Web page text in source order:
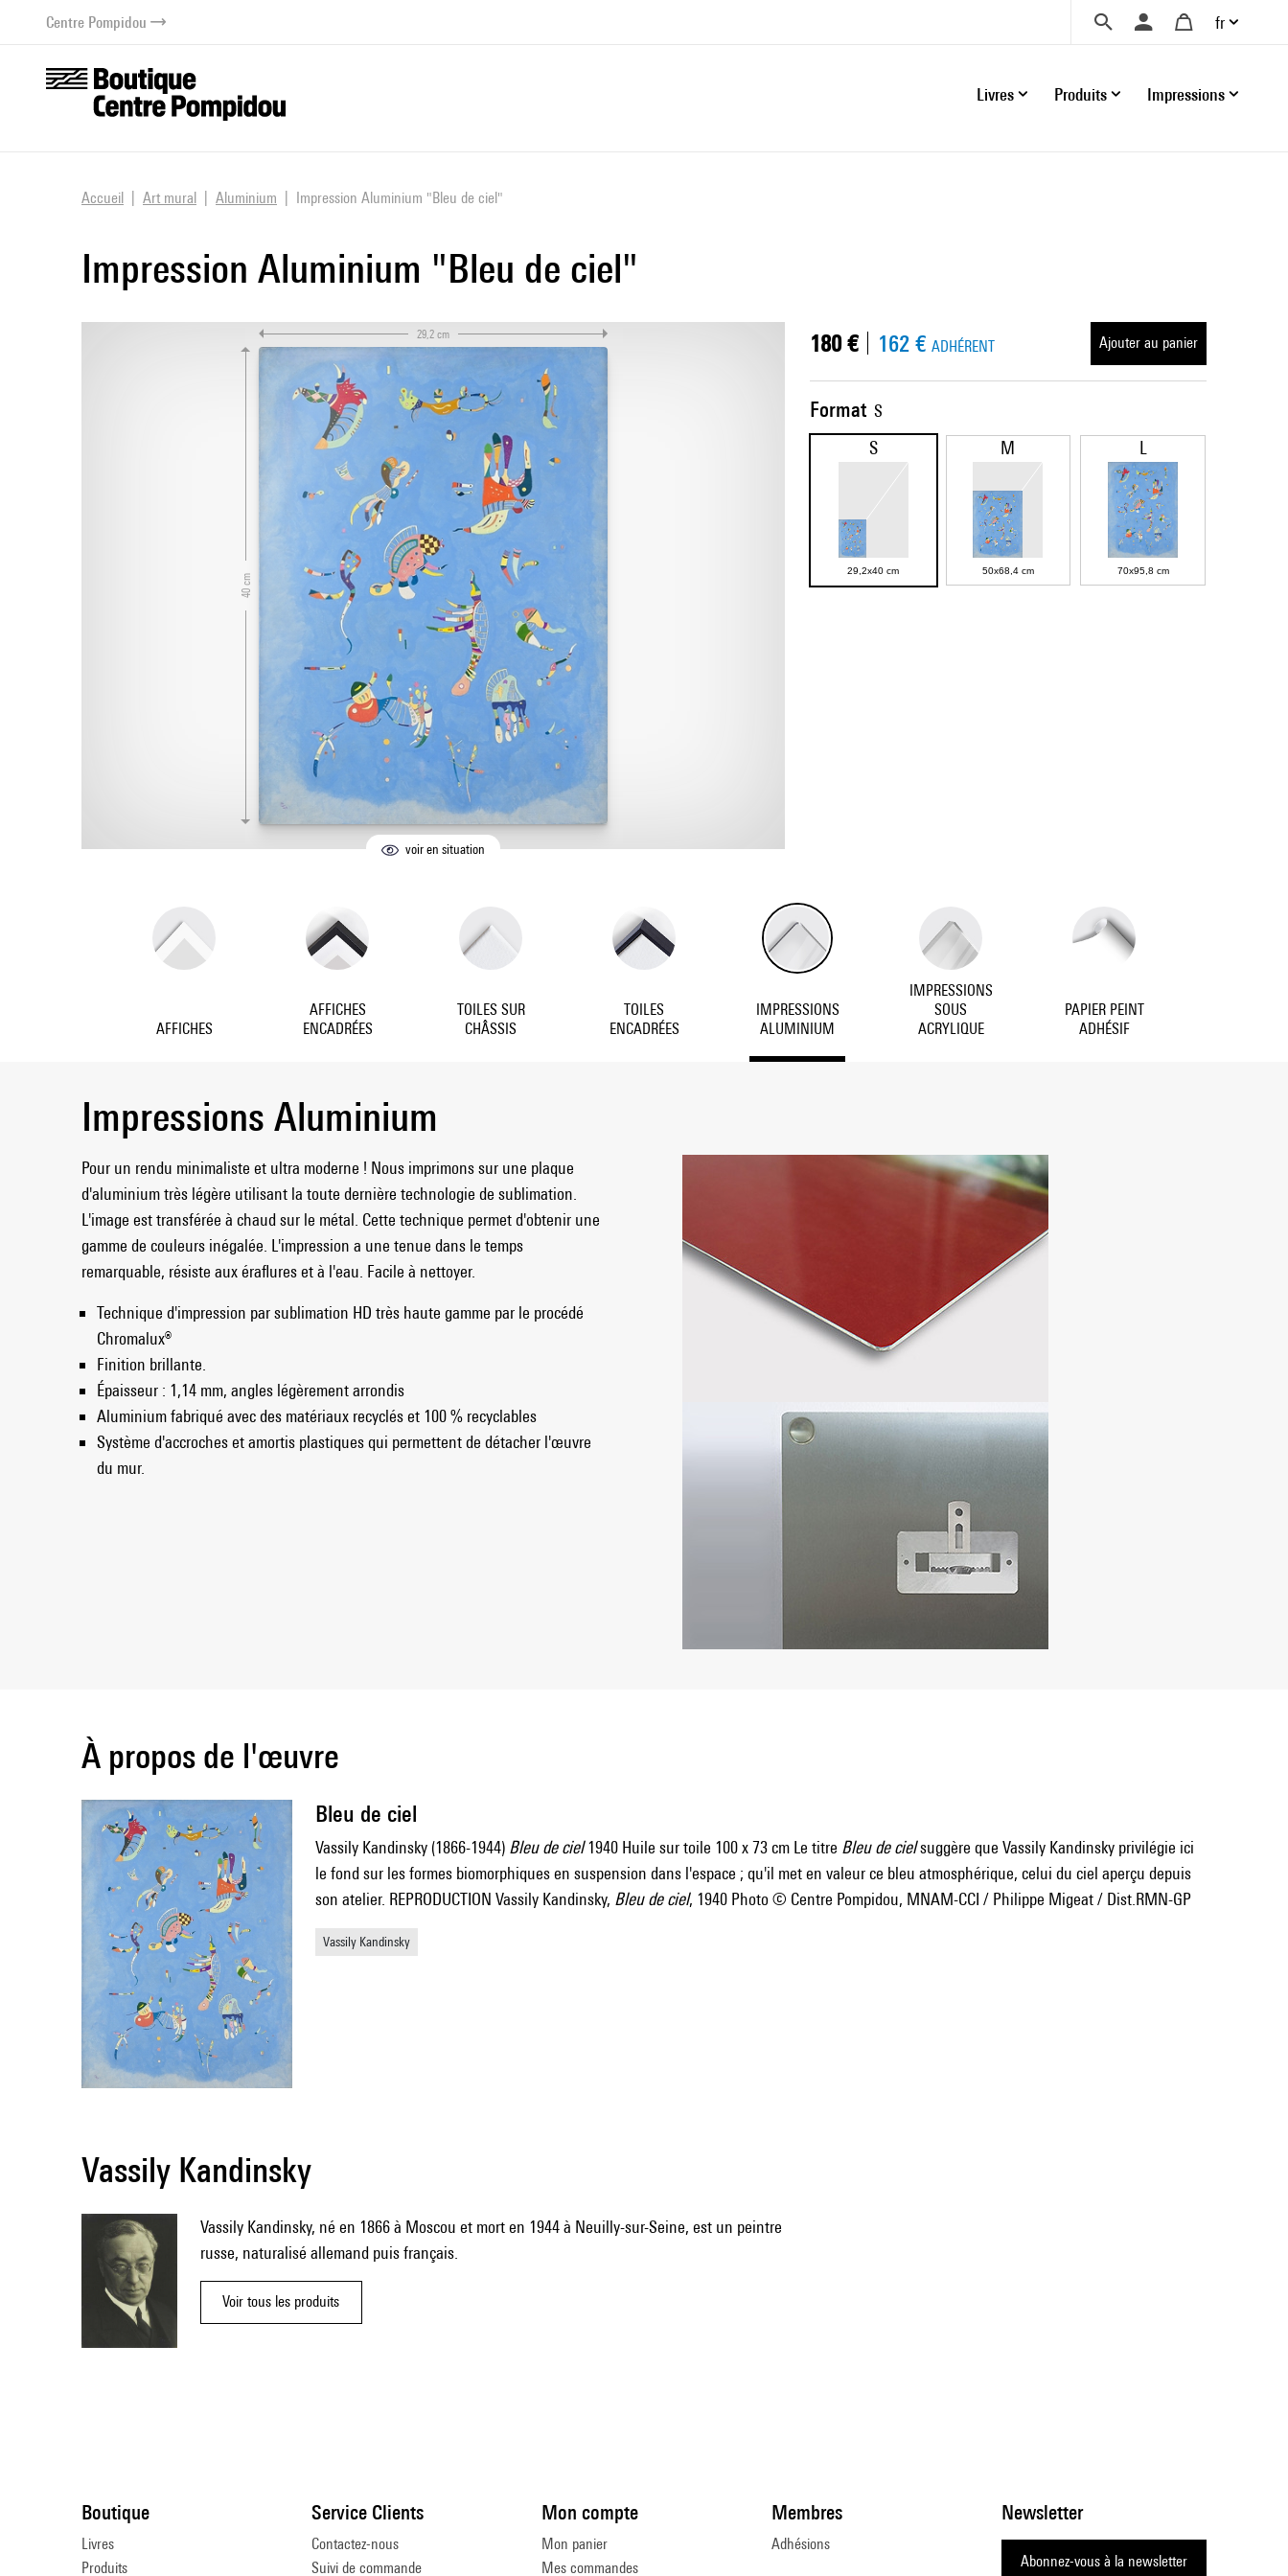
contenuCentre Pompidou fr
Livres Produits Impressions
Accueil Art mural Aluminium Impression Aluminium "Bleu de ciel"
Impression Aluminium "Bleu de ciel"
29,2 cm
40 cm
voir en situation
Format S
S
29,2x40 cm
M
50x68,4 cm
L
70x95,8 cm
180 € 162 € ADHÉRENT Ajouter au panier
AFFICHES
AFFICHES
ENCADRÉES
TOILES SUR
CHÂSSIS
TOILES
ENCADRÉES
IMPRESSIONS
ALUMINIUM
IMPRESSIONS
SOUS
ACRYLIQUE
PAPIER PEINT
ADHÉSIF
Impressions Aluminium
Pour un rendu minimaliste et ultra moderne ! Nous imprimons sur une plaque
d'aluminium très légère utilisant la toute dernière technologie de sublimation.
L'image est transférée à chaud sur le métal. Cette technique permet d'obtenir une
gamme de couleurs inégalée. L'impression a une tenue dans le temps
remarquable, résiste aux éraflures et à l'eau. Facile à nettoyer.
Technique d'impression par sublimation HD très haute gamme par le procédé
Chromalux®
Finition brillante.
Épaisseur : 1,14 mm, angles légèrement arrondis
Aluminium fabriqué avec des matériaux recyclés et 100 % recyclables
Système d'accroches et amortis plastiques qui permettent de détacher l'œuvre
du mur.
À propos de l'œuvre
Bleu de ciel
Vassily Kandinsky (1866-1944) Bleu de ciel1940 Huile sur toile 100 x 73 cm Le titre Bleu de cielsuggère que Vassily Kandinsky privilégie ici
le fond sur les formes biomorphiques en suspension dans l'espace ; qu'il met en valeur ce bleu atmosphérique, celui du ciel aperçu depuis
son atelier. REPRODUCTION Vassily Kandinsky, Bleu de ciel, 1940 Photo © Centre Pompidou, MNAM-CCI / Philippe Migeat / Dist.RMN-GP
Vassily Kandinsky
Vassily Kandinsky
Vassily Kandinsky, né en 1866 à Moscou et mort en 1944 à Neuilly-sur-Seine, est un peintre
russe, naturalisé allemand puis français.
Voir tous les produits
Boutique
Livres
Produits
Newsletter
Abonnez-vous à la newsletter
Service Clients
Contactez-nous
Suivi de commande
Mon compte
Mon panier
Mes commandes
Membres
Adhésions